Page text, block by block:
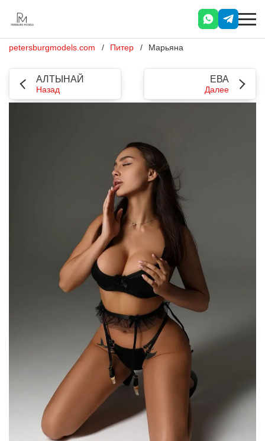
petersburgmodels.com Питер Марьяна
АЛТЫНАЙ
Назад
ЕВА
Далее